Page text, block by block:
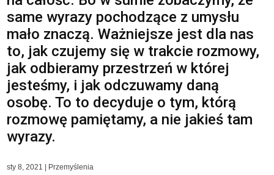
same wyrazy pochodzące z umysłu
mało znaczą. Ważniejsze jest dla nas
to, jak czujemy się w trakcie rozmowy,
jak odbieramy przestrzeń w której
jesteśmy, i jak odczuwamy daną
osobę. To to decyduje o tym, którą
rozmowę pamiętamy, a nie jakieś tam
wyrazy.
sty 8, 2021 Przemyślenia